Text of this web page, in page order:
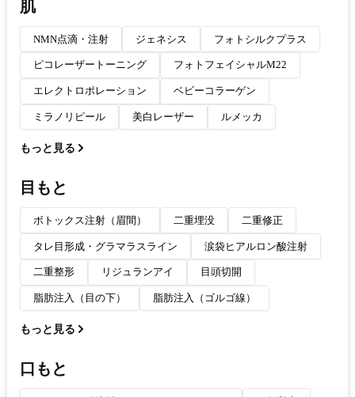
肌
NMN点滴・注射 ジェネシス フォトシルクプラス
ピコレーザートーニング フォトフェイシャルM22
エレクトロポレーション ベビーコラーゲン
ミラノリピール 美白レーザー ルメッカ
もっと見る
目もと
ボトックス注射（眉間） 二重埋没 二重修正
タレ目形成・グラマラスライン 涙袋ヒアルロン酸注射
二重整形 リジュランアイ 目頭切開
脂肪注入（目の下） 脂肪注入（ゴルゴ線）
もっと見る
口もと